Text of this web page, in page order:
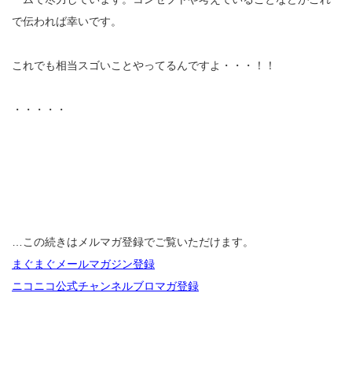
で伝われば幸いです。
これでも相当スゴいことやってるんですよ・・・！！
・・・・・
…この続きはメルマガ登録でご覧いただけます。
まぐまぐメールマガジン登録
ニコニコ公式チャンネルブロマガ登録